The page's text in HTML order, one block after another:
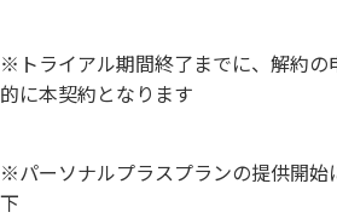
※トライアル期間終了までに、解約の
的に本契約となります
※パーソナルプラスプランの提供開始
下